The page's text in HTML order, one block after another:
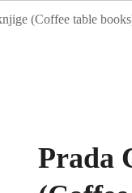
(Coffee table
Prada